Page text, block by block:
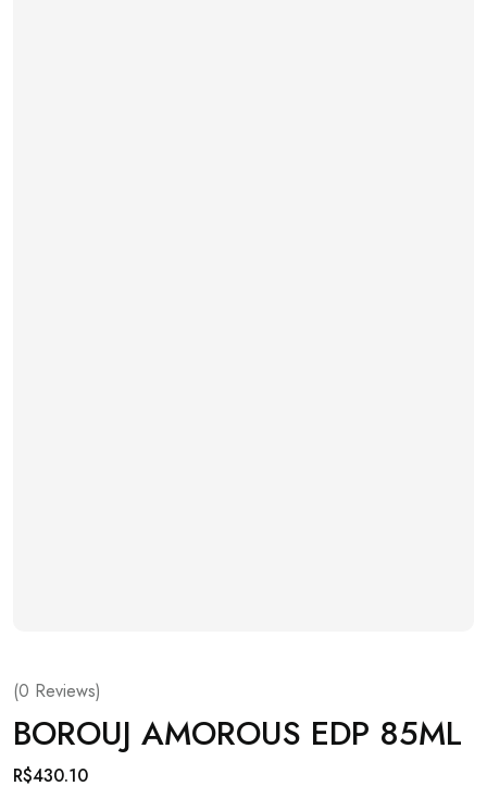
(0 Reviews)
BOROUJ AMOROUS EDP 85ML
R$430.10